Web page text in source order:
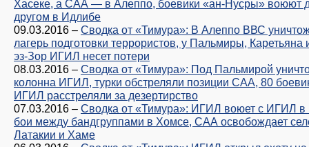
Хасеке, а САА — в Алеппо, боевики «ан-Нусры» воюют
другом в Идлибе
09.03.2016 – Сводка от «Тимура»: В Алеппо ВВС
лагерь подготовки террористов, у Пальмиры, Каретьяна
эз-Зор ИГИЛ несет потери
08.03.2016 – Сводка от «Тимура»: Под Пальмирой
колонна ИГИЛ, турки обстреляли позиции САА, 80
ИГИЛ расстреляли за дезертирство
07.03.2016 – Сводка от «Тимура»: ИГИЛ воюет с ИГИЛ в
бои между бандгруппами в Хомсе, САА освобождает
Латакии и Хаме